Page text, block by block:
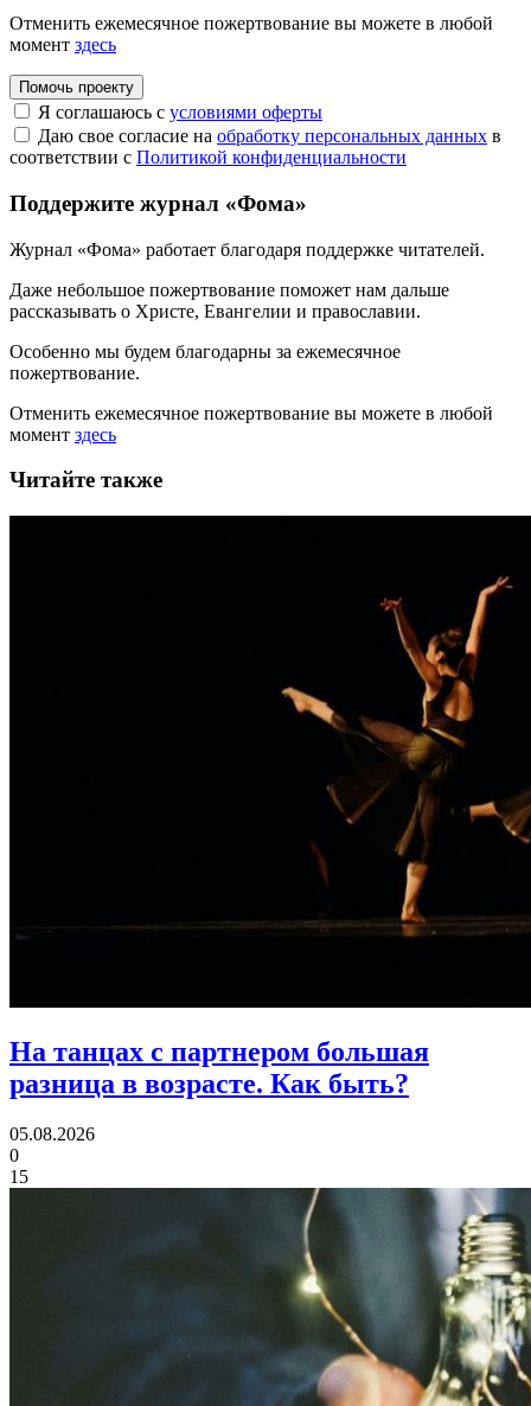
Отменить ежемесячное пожертвование вы можете в любой
момент здесь
Помочь проекту
Я соглашаюсь с условиями оферты
Даю свое согласие на обработку персональных данных в
соответствии с Политикой конфиденциальности
Поддержите журнал «Фома»
Журнал «Фома» работает благодаря поддержке читателей.
Даже небольшое пожертвование поможет нам дальше
рассказывать о Христе, Евангелии и православии.
Особенно мы будем благодарны за ежемесячное
пожертвование.
Отменить ежемесячное пожертвование вы можете в любой
момент здесь
Читайте также
На танцах с партнером большая
разница в возрасте. Как быть?
05.08.2026
0
15